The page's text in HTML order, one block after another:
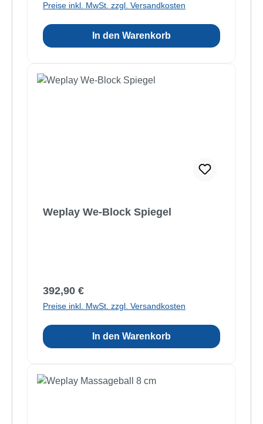
Preise inkl. MwSt. zzgl. Versandkosten
In den Warenkorb
Weplay We-Block Spiegel
Regulärer Preis:
392,90 €
Preise inkl. MwSt. zzgl. Versandkosten
In den Warenkorb